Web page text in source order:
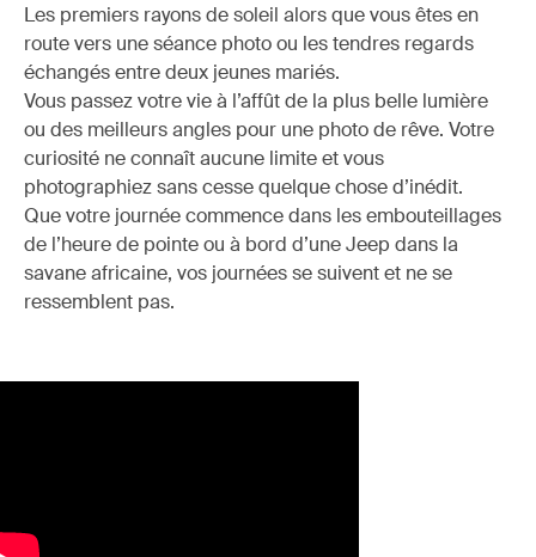
Les premiers rayons de soleil alors que vous êtes en
route vers une séance photo ou les tendres regards
échangés entre deux jeunes mariés.
Vous passez votre vie à l’affût de la plus belle lumière
ou des meilleurs angles pour une photo de rêve. Votre
curiosité ne connaît aucune limite et vous
photographiez sans cesse quelque chose d’inédit.
Que votre journée commence dans les embouteillages
de l’heure de pointe ou à bord d’une Jeep dans la
savane africaine, vos journées se suivent et ne se
ressemblent pas.